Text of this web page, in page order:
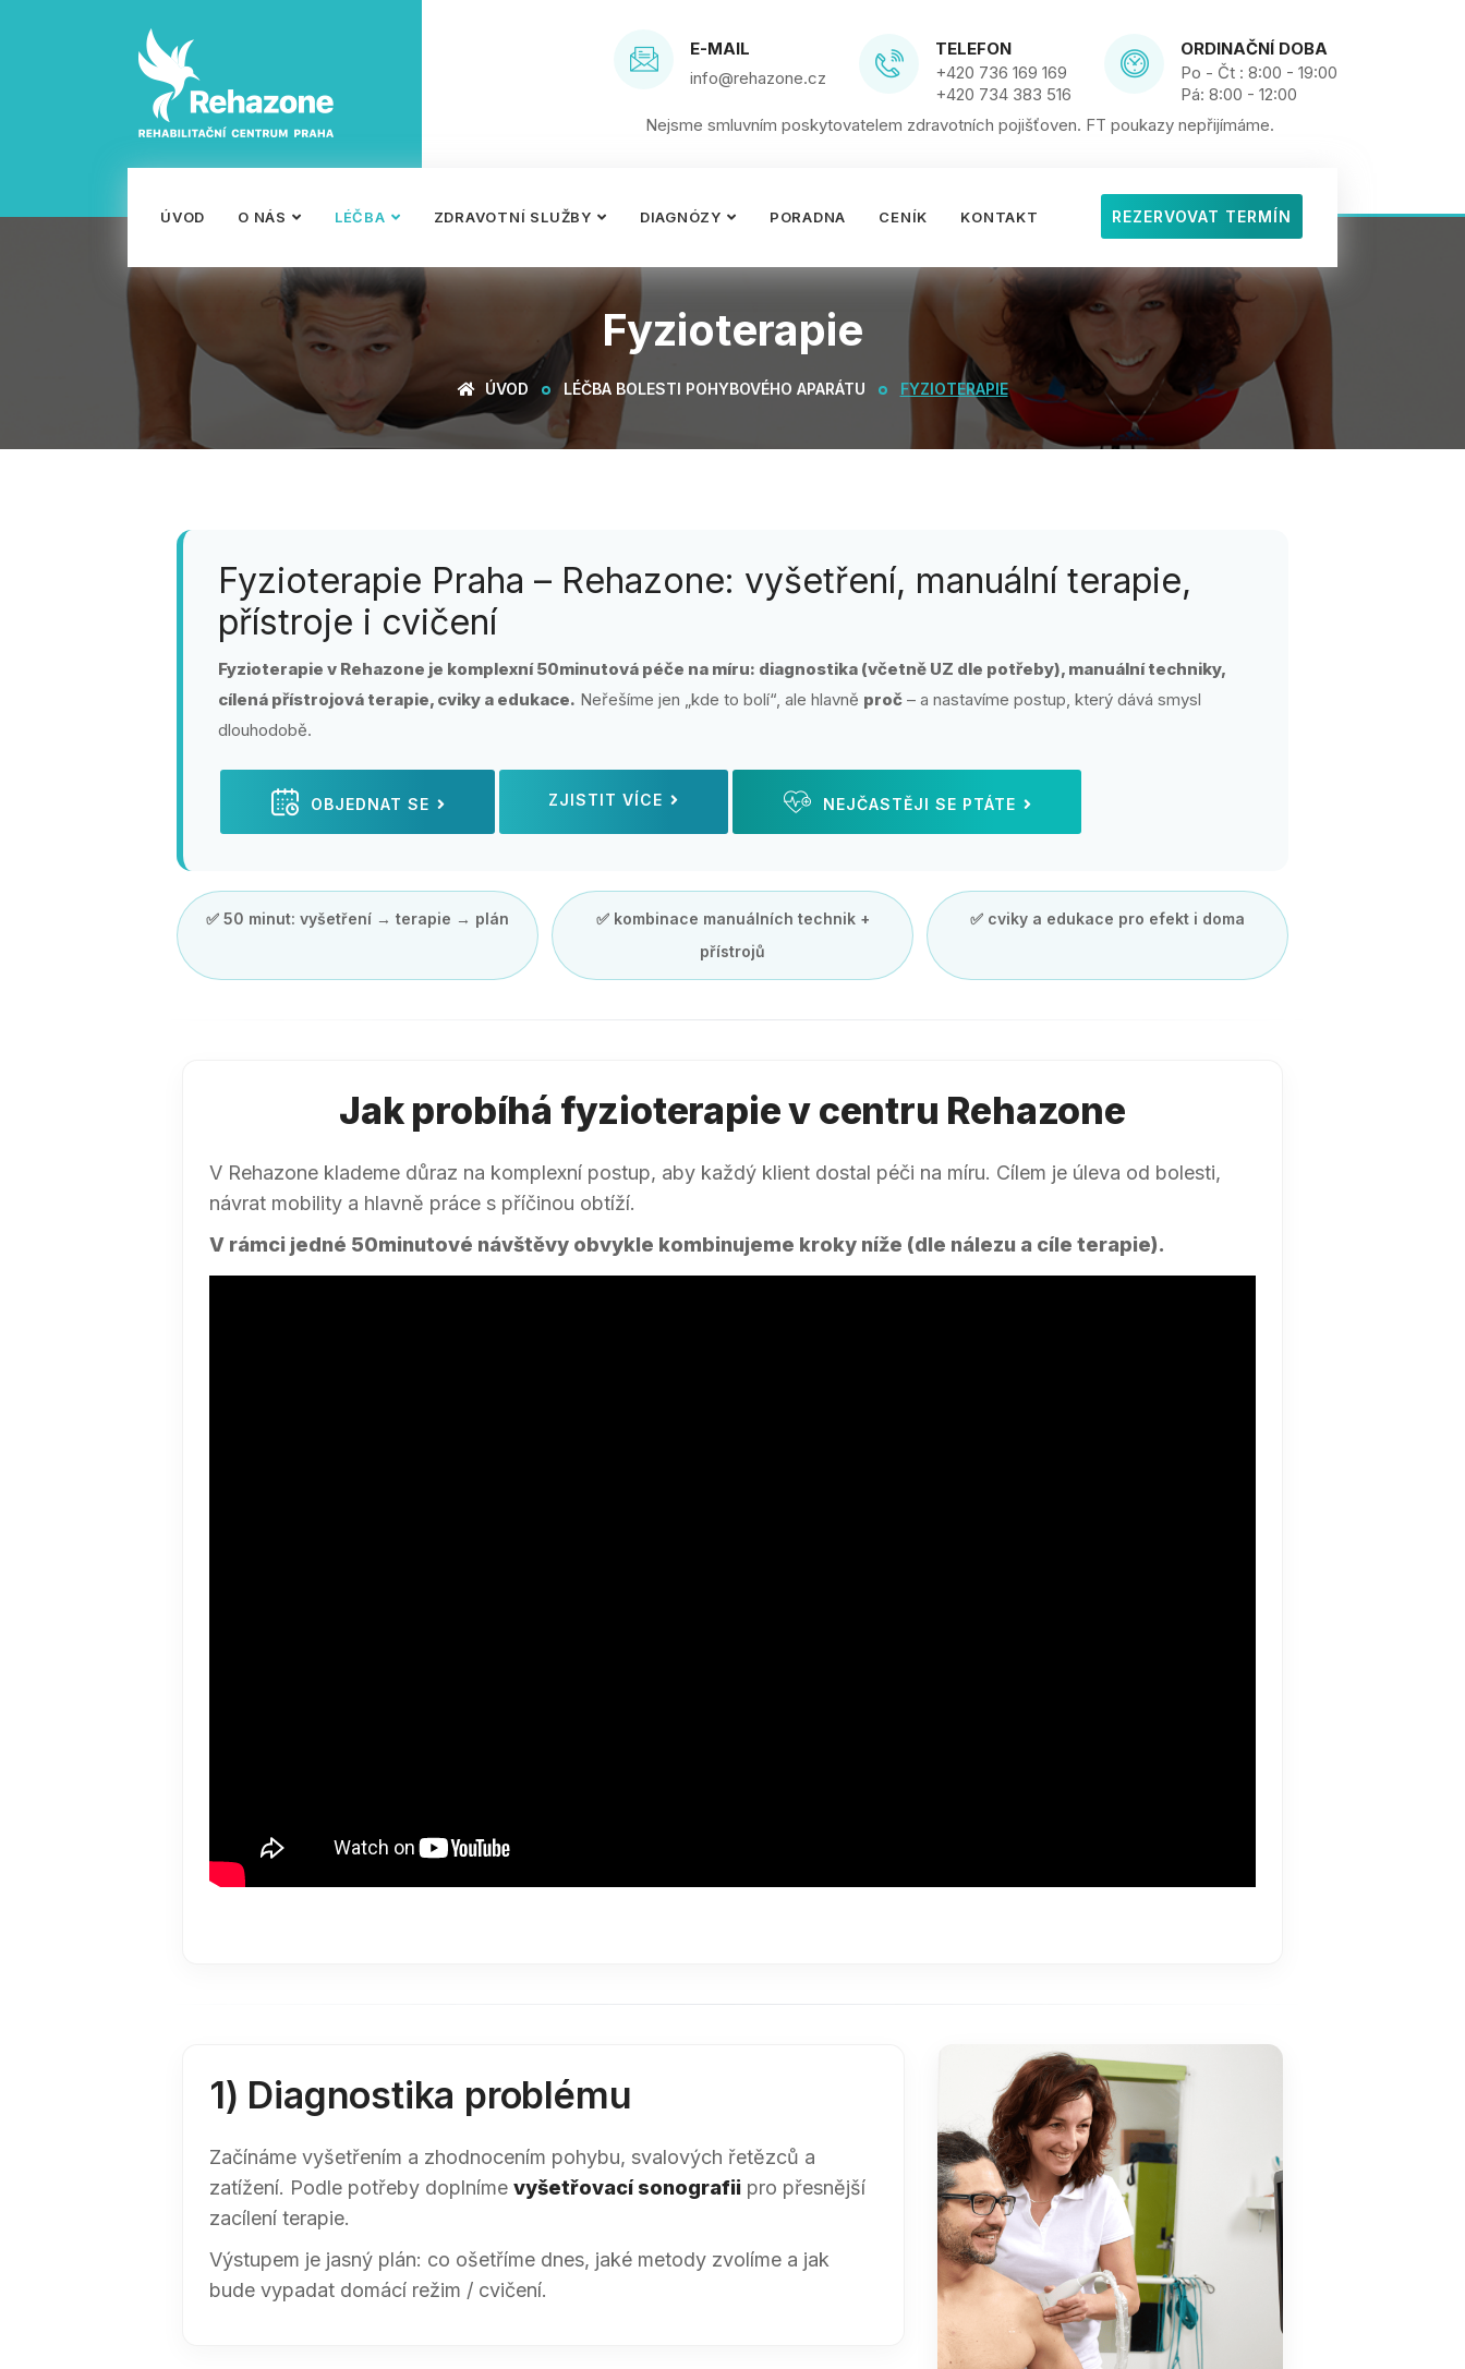
E-MAIL
info@rehazone.cz
TELEFON
+420 736 169 169
+420 734 383 516
ORDINAČNÍ DOBA
Po - Čt : 8:00 - 19:00
Pá: 8:00 - 12:00
Nejsme smluvním poskytovatelem zdravotních pojišťoven. FT poukazy nepřijímáme.
REZERVOVAT TERMÍN
ÚVOD O NÁS LÉČBA ZDRAVOTNÍ SLUŽBY DIAGNÓZY PORADNA CENÍK KONTAKT
Fyzioterapie
ÚVOD LÉČBA BOLESTI POHYBOVÉHO APARÁTU FYZIOTERAPIE
Fyzioterapie Praha – Rehazone: vyšetření, manuální terapie,
přístroje i cvičení
Fyzioterapie v Rehazone je komplexní 50minutová péče na míru: diagnostika (včetně UZ dle potřeby), manuální techniky,
cílená přístrojová terapie, cviky a edukace. Neřešíme jen „kde to bolí“, ale hlavně proč – a nastavíme postup, který dává smysl
dlouhodobě.
OBJEDNAT SE ZJISTIT VÍCE NEJČASTĚJI SE PTÁTE
✅ 50 minut: vyšetření → terapie → plán
✅ kombinace manuálních technik +
přístrojů
✅ cviky a edukace pro efekt i doma
Jak probíhá fyzioterapie v centru Rehazone
V Rehazone klademe důraz na komplexní postup, aby každý klient dostal péči na míru. Cílem je úleva od bolesti,
návrat mobility a hlavně práce s příčinou obtíží.
V rámci jedné 50minutové návštěvy obvykle kombinujeme kroky níže (dle nálezu a cíle terapie).
1) Diagnostika problému
Začínáme vyšetřením a zhodnocením pohybu, svalových řetězců a
zatížení. Podle potřeby doplníme vyšetřovací sonografii pro přesnější
zacílení terapie.
Výstupem je jasný plán: co ošetříme dnes, jaké metody zvolíme a jak
bude vypadat domácí režim / cvičení.